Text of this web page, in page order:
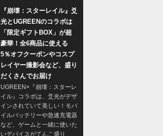
『崩壊：スターレイル』爻
光とUGREENのコラボは
「限定ギフトBOX」が超
豪華！全6商品に使える
5％オフクーポンやコスプ
レイヤー撮影会など、盛り
だくさんでお届け
UGREEN×『崩壊：スターレ
イル』コラボは、爻光がデザ
インされていて美しい！モバ
イルバッテリーや急速充電器
など、ゲームと一緒に使いた
いデバイスがてんこ盛り